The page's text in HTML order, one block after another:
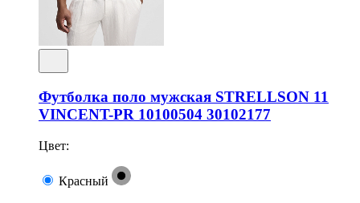
Футболка поло мужская STRELLSON 11
VINCENT-PR 10100504 30102177
Цвет:
Красный